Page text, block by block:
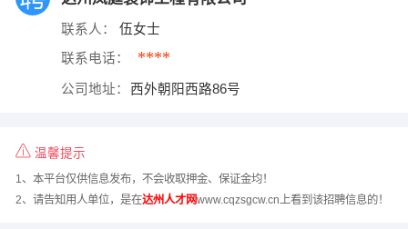
联系人： 伍女士
联系电话： ****
公司地址： 西外朝阳西路86号
温馨提示
1、本平台仅供信息发布，不会收取押金、保证金均！
2、请告知用人单位，是在达州人才网www.cqzsgcw.cn上看到该招聘信息的！